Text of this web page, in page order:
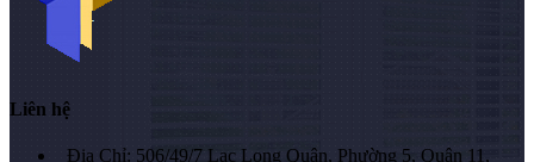
Liên hệ
Địa Chỉ: 506/49/7 Lạc Long Quân, Phường 5, Quận 11,